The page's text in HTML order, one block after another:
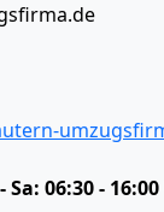
Sa: 06:30 -